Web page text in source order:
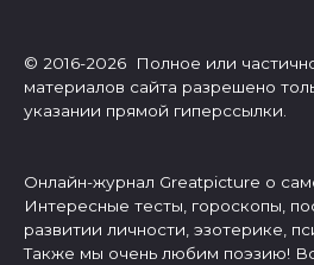
© 2016-2026 Полное или
материалов сайта разрешено
указании прямой гиперссылки.
Онлайн-журнал Greatpicture о
Интересные тесты, гороскопы,
развитии личности, эзотерике,
Также мы очень любим поэзию!